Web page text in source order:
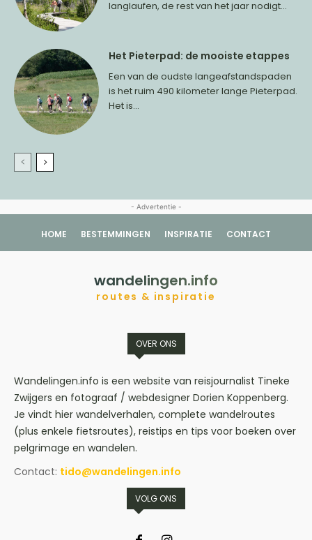
langlaufen, de rest van het jaar nodigt...
Het Pieterpad: de mooiste etappes
Een van de oudste langeafstandspaden
is het ruim 490 kilometer lange Pieterpad.
Het is...
- Advertentie -
HOME BESTEMMINGEN INSPIRATIE CONTACT
wandelingen.info
routes & inspiratie
OVER ONS
Wandelingen.info is een website van reisjournalist Tineke
Zwijgers en fotograaf / webdesigner Dorien Koppenberg.
Je vindt hier wandelverhalen, complete wandelroutes
(plus enkele fietsroutes), reistips en tips voor boeken over
pelgrimage en wandelen.
Contact: tido@wandelingen.info
VOLG ONS